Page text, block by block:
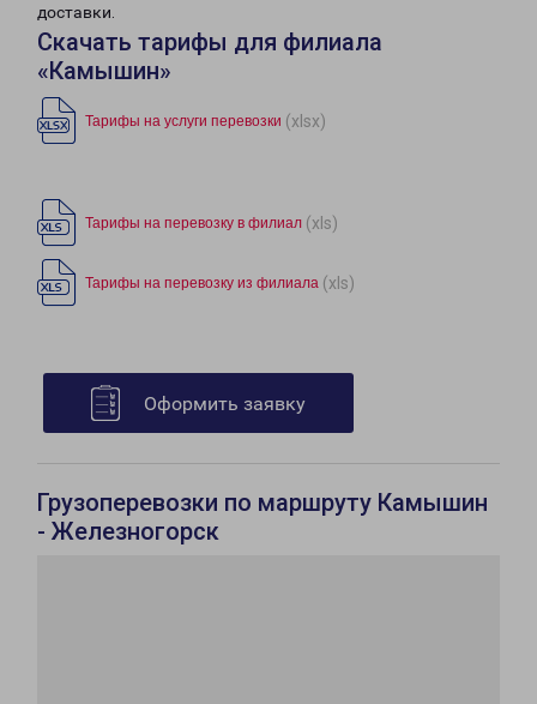
доставки.
Скачать тарифы для филиала
«Камышин»
Тарифы на услуги перевозки (xlsx)
Тарифы на перевозку в филиал (xls)
Тарифы на перевозку из филиала (xls)
Оформить заявку
Грузоперевозки по маршруту Камышин
- Железногорск